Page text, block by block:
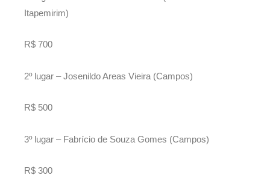
Itapemirim)
R$ 700
2º lugar – Josenildo Areas Vieira (Campos)
R$ 500
3º lugar – Fabrício de Souza Gomes (Campos)
R$ 300